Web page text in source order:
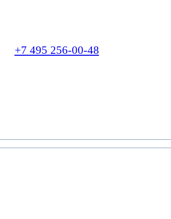
+7 495 256-00-48